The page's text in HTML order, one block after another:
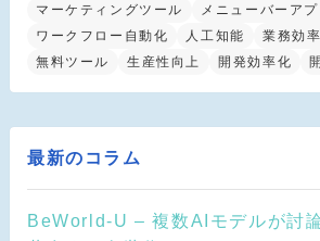
マーケティングツール
メニューバーアプ
ワークフロー自動化
人工知能 業務効
無料ツール
生産性向上 開発効率化
最新のコラム
BeWorld-U – 複数AIモデルが討